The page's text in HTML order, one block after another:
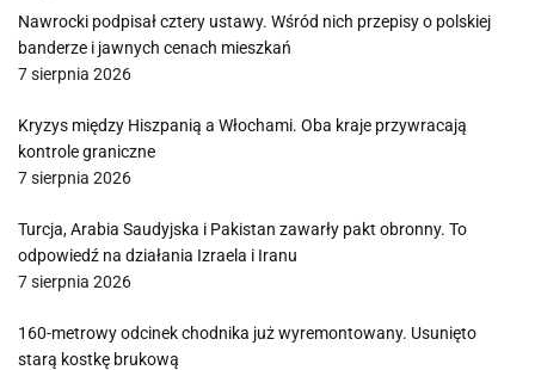
Nawrocki podpisał cztery ustawy. Wśród nich przepisy o polskiej
banderze i jawnych cenach mieszkań
7 sierpnia 2026
Kryzys między Hiszpanią a Włochami. Oba kraje przywracają
kontrole graniczne
7 sierpnia 2026
Turcja, Arabia Saudyjska i Pakistan zawarły pakt obronny. To
odpowiedź na działania Izraela i Iranu
7 sierpnia 2026
160-metrowy odcinek chodnika już wyremontowany. Usunięto
starą kostkę brukową